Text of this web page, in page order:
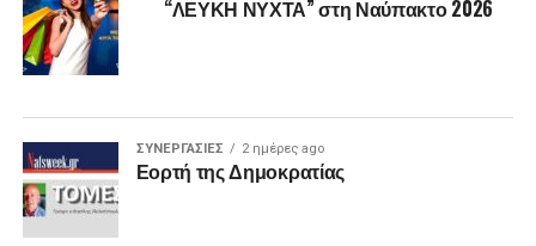
“ΛΕΥΚΗ ΝΥΧΤΑ” στη Ναύπακτο 2026
ΣΥΝΕΡΓΑΣΙΕΣ 2 ημέρες ago
Εορτή της Δημοκρατίας